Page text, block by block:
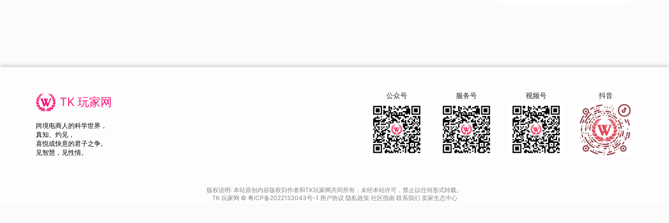
TK 玩家网
跨境电商人的科学世界，
真知、灼见，
喜悦或快意的君子之争。
见智慧，见性情。
公众号 服务号 视频号 抖音
版权说明: 本站原创内容版权归作者和TK玩家网共同所有，未经本站许可，禁止以任何形式转载。
TK 玩家网 © 粤ICP备2022153043号-1 用户协议 隐私政策 社区指南 联系我们 卖家生态中心